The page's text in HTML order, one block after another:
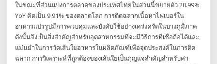
ในขณะที่ส่วนแบ่งการตลาดของประเทศไทยในส่วนนี้ขยายตัว 20.99%
YoY คิดเป็น 9.91% ของตลาดโลก การติดฉลากเนื้อหาไฟเบอร์ใน
อาหารแปรรูปมีการควบคุมและบังคับใช้อย่างเคร่งครัดในบางภูมิภาค
ดังนั้นจึงเป็นสิ่งสำคัญสำหรับอุตสาหกรรมที่จะมีวิธีการที่เชื่อถือได้และ
แม่นยำในการวัดเส้นใยอาหารในผลิตภัณฑ์เพื่อจุดประสงค์ในการติด
ฉลาก การวิเคราะห์ที่ถูกต้องของเส้นใยเป็นกุญแจสำคัญสำหรับค่า